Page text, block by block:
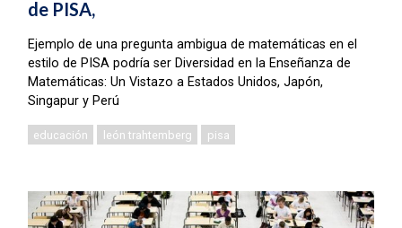
de PISA,
Ejemplo de una pregunta ambigua de matemáticas en el
estilo de PISA podría ser Diversidad en la Enseñanza de
Matemáticas: Un Vistazo a Estados Unidos, Japón,
Singapur y Perú
educación león trahtemberg pisa